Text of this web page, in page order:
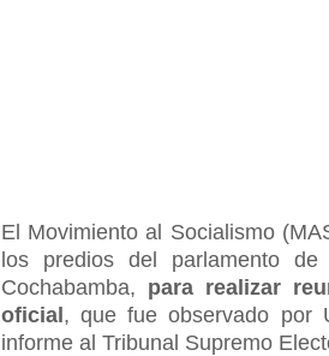
El Movimiento al Socialismo
los predios del parlamento
Cochabamba, para realizar
oficial , que fue observado por
informe al Tribunal Supremo